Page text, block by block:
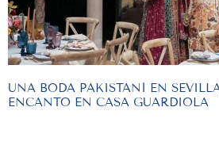
UNA BODA PAKISTANÍ EN
ENCANTO EN CASA GUARDIOLA